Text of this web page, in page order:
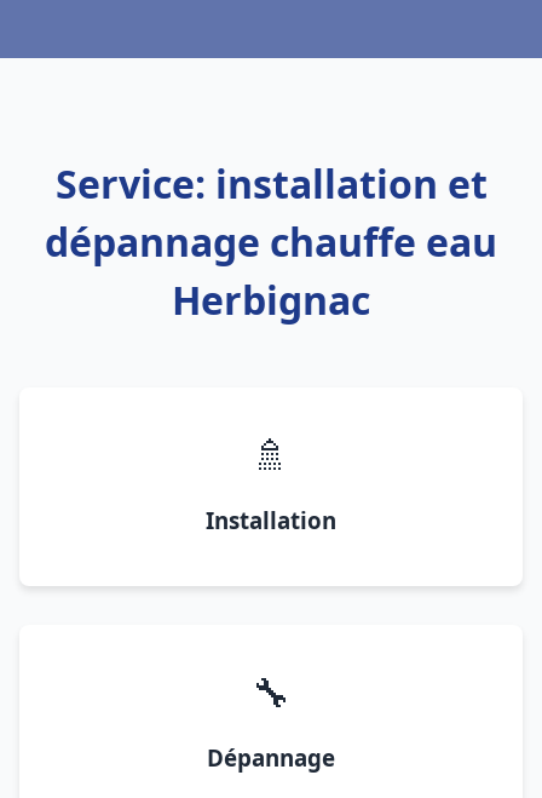
Service: installation et
dépannage chauffe eau
Herbignac
🚿
Installation
🔧
Dépannage